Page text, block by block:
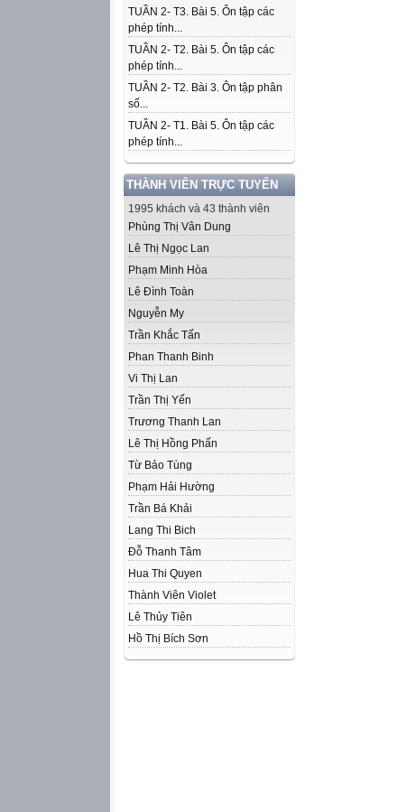
TUẦN 2- T3. Bài 5. Ôn tập các
phép tính...
TUẦN 2- T2. Bài 5. Ôn tập các
phép tính...
TUẦN 2- T2. Bài 3. Ôn tập phân
số...
TUẦN 2- T1. Bài 5. Ôn tập các
phép tính...
THÀNH VIÊN TRỰC TUYẾN
1995 khách và 43 thành viên
Phùng Thị Vân Dung
Lê Thị Ngọc Lan
Phạm Minh Hòa
Lê Đình Toàn
Nguyễn My
Trần Khắc Tấn
Phan Thanh Binh
Vi Thị Lan
Trần Thị Yến
Trương Thanh Lan
Lê Thị Hồng Phấn
Từ Bảo Tùng
Phạm Hải Hường
Trần Bá Khải
Lang Thi Bich
Đỗ Thanh Tâm
Hua Thi Quyen
Thành Viên Violet
Lê Thủy Tiên
Hồ Thị Bích Sơn